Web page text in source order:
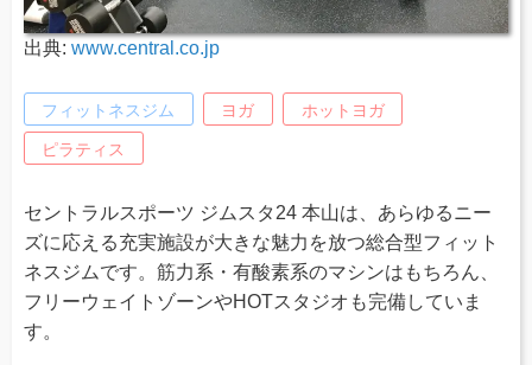
出典: www.central.co.jp
フィットネスジム ヨガ ホットヨガ
ピラティス
セントラルスポーツ ジムスタ24 本山は、あらゆるニー
ズに応える充実施設が大きな魅力を放つ総合型フィット
ネスジムです。筋力系・有酸素系のマシンはもちろん、
フリーウェイトゾーンやHOTスタジオも完備していま
す。